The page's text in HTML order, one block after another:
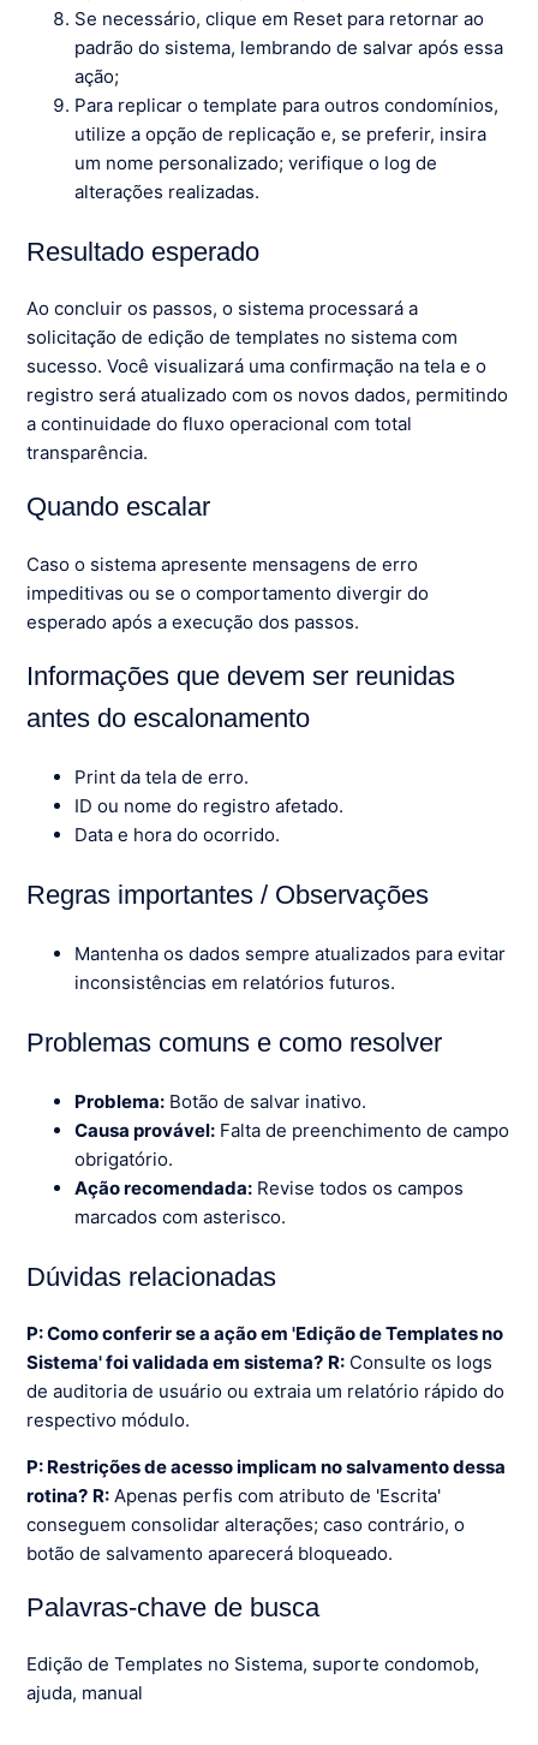
Se necessário, clique em Reset para retornar ao
padrão do sistema, lembrando de salvar após essa
ação;
Para replicar o template para outros condomínios,
utilize a opção de replicação e, se preferir, insira
um nome personalizado; verifique o log de
alterações realizadas.
Resultado esperado
Ao concluir os passos, o sistema processará a
solicitação de edição de templates no sistema com
sucesso. Você visualizará uma confirmação na tela e o
registro será atualizado com os novos dados, permitindo
a continuidade do fluxo operacional com total
transparência.
Quando escalar
Caso o sistema apresente mensagens de erro
impeditivas ou se o comportamento divergir do
esperado após a execução dos passos.
Informações que devem ser reunidas
antes do escalonamento
Print da tela de erro.
ID ou nome do registro afetado.
Data e hora do ocorrido.
Regras importantes / Observações
Mantenha os dados sempre atualizados para evitar
inconsistências em relatórios futuros.
Problemas comuns e como resolver
Problema: Botão de salvar inativo.
Causa provável: Falta de preenchimento de campo
obrigatório.
Ação recomendada: Revise todos os campos
marcados com asterisco.
Dúvidas relacionadas
P: Como conferir se a ação em 'Edição de Templates no
Sistema' foi validada em sistema? R: Consulte os logs
de auditoria de usuário ou extraia um relatório rápido do
respectivo módulo.
P: Restrições de acesso implicam no salvamento dessa
rotina? R: Apenas perfis com atributo de 'Escrita'
conseguem consolidar alterações; caso contrário, o
botão de salvamento aparecerá bloqueado.
Palavras-chave de busca
Edição de Templates no Sistema, suporte condomob,
ajuda, manual